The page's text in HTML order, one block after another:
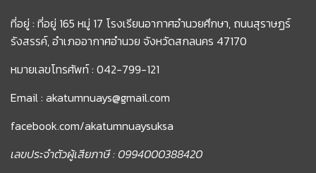
ที่อยู่ : ที่อยู่ 165 หมู่ 17 โรงเรียนอากาศอำนวยศึกษา, ถนนสุราษฏร์
รังสรรค์, อำเภออากาศอำนวย จังหวัดสกลนคร 47170
หมายเลขโทรศัพท์ : 042-799-121
Email : akatumnuays@gmail.com
facebook.com/akatumnuaysuksa
เลขประจำตัวผู้เสียภาษี : 0994000388420